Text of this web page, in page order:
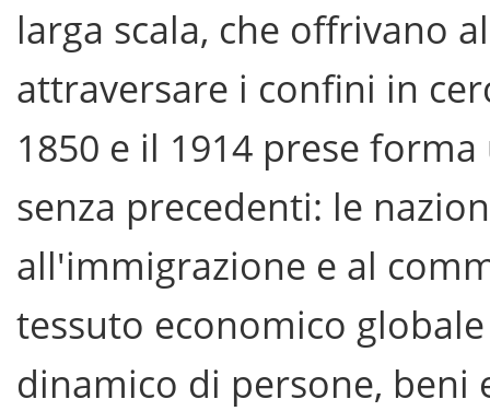
larga scala, che offrivano
attraversare i confini in
1850 e il 1914 prese
senza precedenti: le
all'immigrazione e al
tessuto economico
dinamico di persone, beni